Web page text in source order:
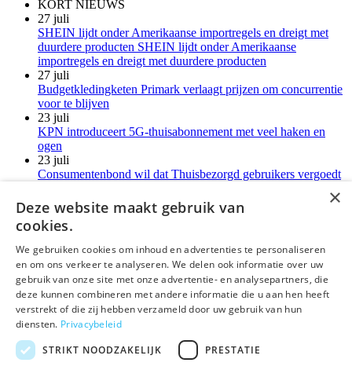
KORT NIEUWS
27 juli
SHEIN lijdt onder Amerikaanse importregels en dreigt met
duurdere producten SHEIN lijdt onder Amerikaanse
importregels en dreigt met duurdere producten
27 juli
Budgetkledingketen Primark verlaagt prijzen om concurrentie
voor te blijven
23 juli
KPN introduceert 5G-thuisabonnement met veel haken en
ogen
23 juli
Consumentenbond wil dat Thuisbezorgd gebruikers vergoedt
21 juli
LG-monitoren installeren reclamesoftware zonder melding
Meer kort nieuws
deLex
©Uitgeverij deLex
Bezoekadres
Korte Leidsedwarsstraat 12 II
×
Deze website maakt gebruik van
cookies.
We gebruiken cookies om inhoud en advertenties te personaliseren
en om ons verkeer te analyseren. We delen ook informatie over uw
gebruik van onze site met onze advertentie- en analysepartners, die
deze kunnen combineren met andere informatie die u aan hen heeft
verstrekt of die zij hebben verzameld door uw gebruik van hun
diensten. Privacybeleid
STRIKT NOODZAKELIJK
PRESTATIE